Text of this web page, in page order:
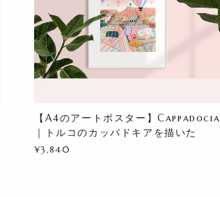
【A4のアートポスター】Cappadocia
｜トルコのカッパドキアを描いた
¥3,840